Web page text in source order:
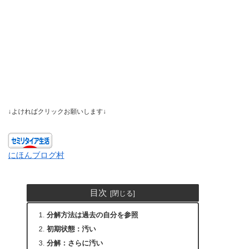
↓よければクリックお願いします↓
にほんブログ村
目次
分解方法は過去の自分を参照
初期状態：汚い
分解：さらに汚い